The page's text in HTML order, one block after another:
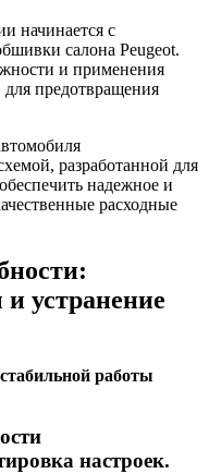
начинается с
салона Peugeot.
и применения
предотвращения
разработанной для
надежное и
расходные
устранение
работы
настроек.